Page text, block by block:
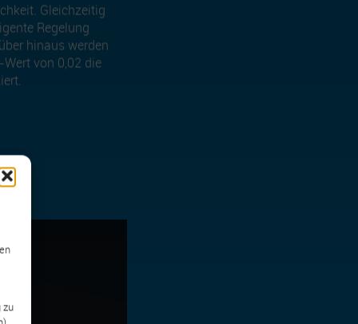
zu
Gleichzeitig
Regelung
hinaus werden
Wert von 0,02 die